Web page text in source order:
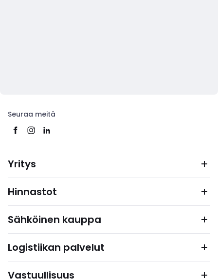
Seuraa meitä
Yritys
Hinnastot
Sähköinen kauppa
Logistiikan palvelut
Vastuullisuus